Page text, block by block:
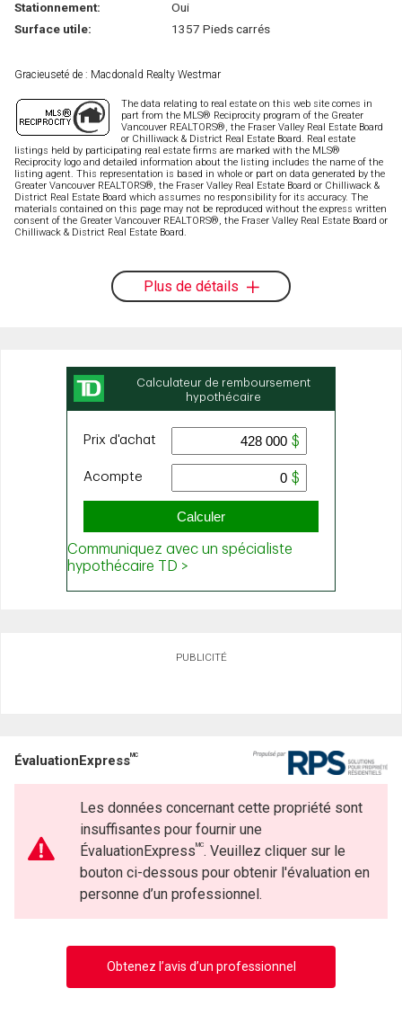
Stationnement:
Oui
Surface utile:
1357 Pieds carrés
Gracieuseté de : Macdonald Realty Westmar
The data relating to real estate on this web site comes in
part from the MLS® Reciprocity program of the Greater
Vancouver REALTORS®, the Fraser Valley Real Estate Board
or Chilliwack & District Real Estate Board. Real estate
listings held by participating real estate firms are marked with the MLS®
Reciprocity logo and detailed information about the listing includes the name of the
listing agent. This representation is based in whole or part on data generated by the
Greater Vancouver REALTORS®, the Fraser Valley Real Estate Board or Chilliwack &
District Real Estate Board which assumes no responsibility for its accuracy. The
materials contained on this page may not be reproduced without the express written
consent of the Greater Vancouver REALTORS®, the Fraser Valley Real Estate Board or
Chilliwack & District Real Estate Board.
Plus de détails
PUBLICITÉ
ÉvaluationExpressMC
Les données concernant cette propriété sont
insuffisantes pour fournir une
ÉvaluationExpressMC. Veuillez cliquer sur le
bouton ci-dessous pour obtenir l'évaluation en
personne d’un professionnel.
Obtenez l’avis d’un professionnel